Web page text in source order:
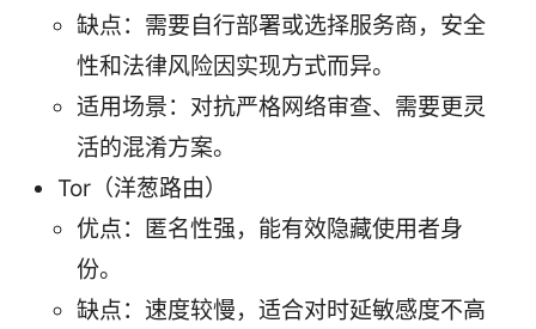
缺点：需要自行部署或选择服务商，安全
性和法律风险因实现方式而异。
适用场景：对抗严格网络审查、需要更灵
活的混淆方案。
Tor（洋葱路由）
优点：匿名性强，能有效隐藏使用者身
份。
缺点：速度较慢，适合对时延敏感度不高